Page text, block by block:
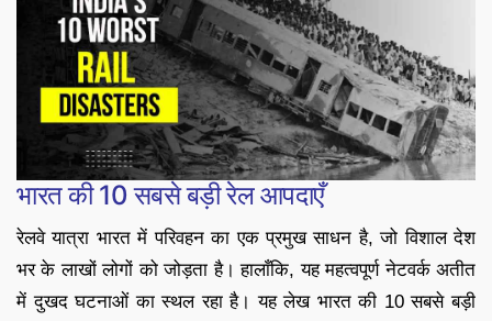
भारत की 10 सबसे बड़ी रेल आपदाएँ
रेलवे यात्रा भारत में परिवहन का एक प्रमुख साधन है, जो विशाल देश
भर के लाखों लोगों को जोड़ता है। हालाँकि, यह महत्वपूर्ण नेटवर्क अतीत
में दुखद घटनाओं का स्थल रहा है। यह लेख भारत की 10 सबसे बड़ी